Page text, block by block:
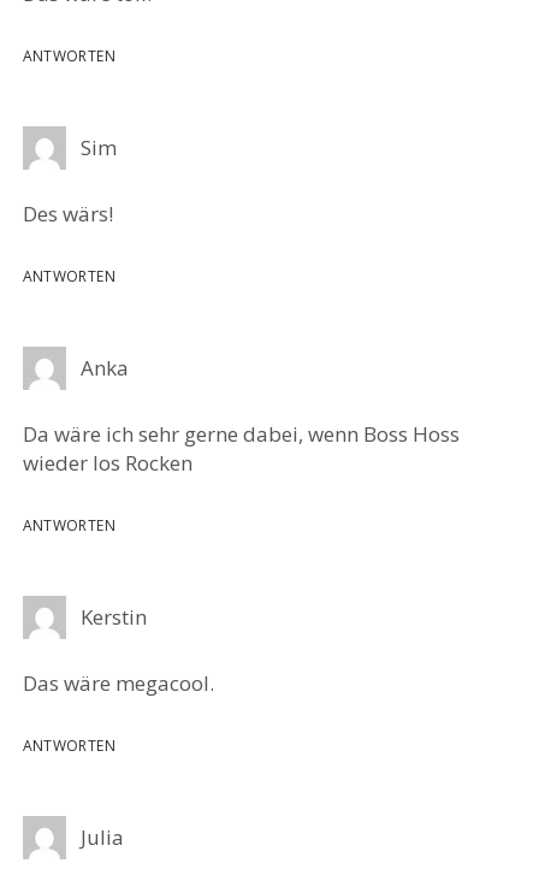
ANTWORTEN
Sim
Des wärs!
ANTWORTEN
Anka
Da wäre ich sehr gerne dabei, wenn Boss Hoss
wieder los Rocken
ANTWORTEN
Kerstin
Das wäre megacool.
ANTWORTEN
Julia